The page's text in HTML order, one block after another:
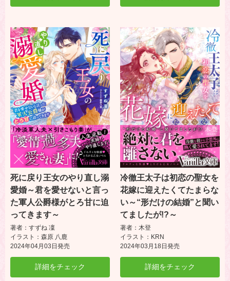
死に戻り王女のやり直し溺
愛婚～君を愛せないと言っ
た軍人公爵様がとろ甘に迫
ってきます～
著者：すずね 凜
イラスト：森原 八鹿
2024年04月03日発売
詳細をチェック
冷徹王太子は初恋の聖女を
花嫁に迎えたくてたまらな
い～“形だけの結婚”と聞い
てましたが!?～
著者：木登
イラスト：KRN
2024年03月18日発売
詳細をチェック